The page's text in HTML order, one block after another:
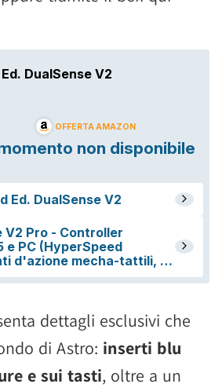
dettagli esclusivi che
di Astro: inserti blu
e sui tasti, oltre a un